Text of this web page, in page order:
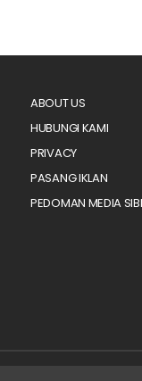
ABOUT US
HUBUNGI KAMI
PRIVACY
PASANG IKLAN
PEDOMAN MEDIA